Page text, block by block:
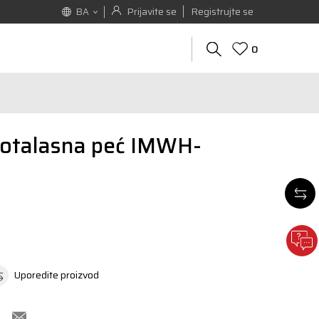
Prijavite se Registrujte se
BA
0
peć IMWH-
Uporedite proizvod